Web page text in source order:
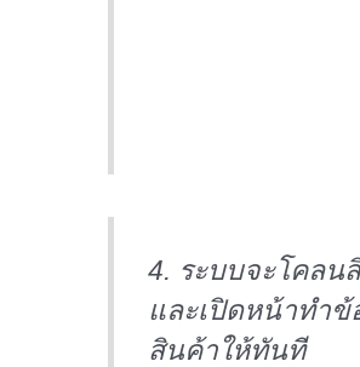
4. ระบบจะโคลน
และเปิดหน้าทำข้
สินค้าให้ทันที